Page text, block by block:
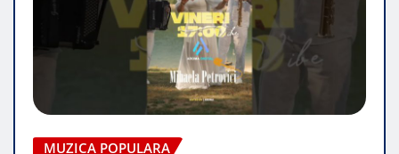
MUZICA POPULARA